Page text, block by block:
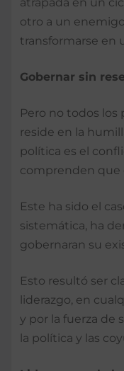
otro a un
transformarse en
Gobernar sin
Pero no todos
reside en la
política es el
comprenden que
Este ha sido el
sistemática, ha
gobernaran su
Esto resultó ser
liderazgo, en
y por la fuerza de
la política y las